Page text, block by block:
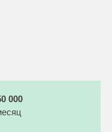
000